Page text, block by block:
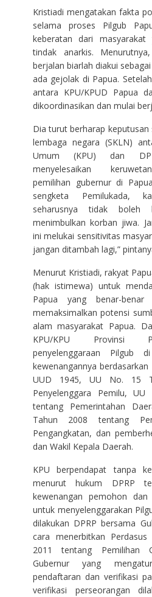
Kristiadi mengatakan fakta
selama proses Pilgub
keberatan dari
tindak anarkis.
berjalan biarlah diakui
ada gejolak di Papua.
antara KPU/KPUD Papua
dikoordinasikan dan mulai
Dia turut berharap keputusan
lembaga negara (SKLN)
Umum (KPU) dan
menyelesaikan
pemilihan gubernur di
sengketa Pemilukada,
seharusnya tidak boleh
menimbulkan korban jiwa.
ini melukai sensitivitas
jangan ditambah lagi,”
Menurut Kristiadi, rakyat
(hak istimewa) untuk
Papua yang benar-benar
memaksimalkan potensi
alam masyarakat Papua.
KPU/KPU Provinsi
penyelenggaraan Pilgub
kewenangannya
UUD 1945, UU No. 15
Penyelenggara Pemilu,
tentang Pemerintahan
Tahun 2008 tentang
Pengangkatan, dan
dan Wakil Kepala Daerah.
KPU berpendapat tanpa
menurut hukum DPRP
kewenangan pemohon
untuk menyelenggarakan
dilakukan DPRP bersama
cara menerbitkan
2011 tentang Pemilihan
Gubernur yang
pendaftaran dan verifikasi
verifikasi perseorangan